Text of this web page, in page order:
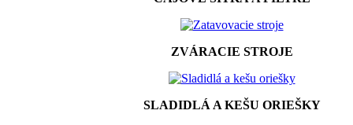
ZVÁRACIE STROJE
SLADIDLÁ A KEŠU ORIEŠKY